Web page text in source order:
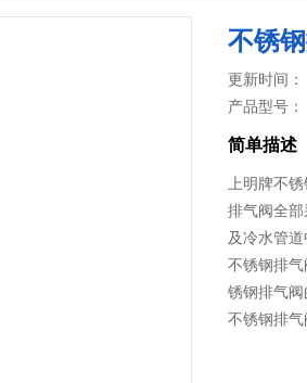
不锈
更新时间
产品型号
简单描述
上明牌不锈
排气阀全
及冷水管
不锈钢排
锈钢排气
不锈钢排气